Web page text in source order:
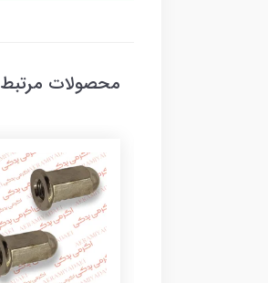
محصولات مرتبط